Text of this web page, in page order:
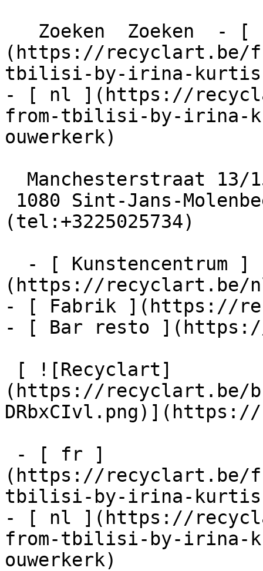
(https://recyclart.be/
tbilisi-by-irina-
- [ nl ](https://
from-tbilisi-by-irina-
ouwerkerk)
(tel:+3225025734)
(https://recyclart.be/
- [ Fabrik ](https://
- [ Bar resto
(https://recyclart.be/
(https://recyclart.be/
tbilisi-by-irina-
- [ nl ](https://
from-tbilisi-by-irina-
ouwerkerk)